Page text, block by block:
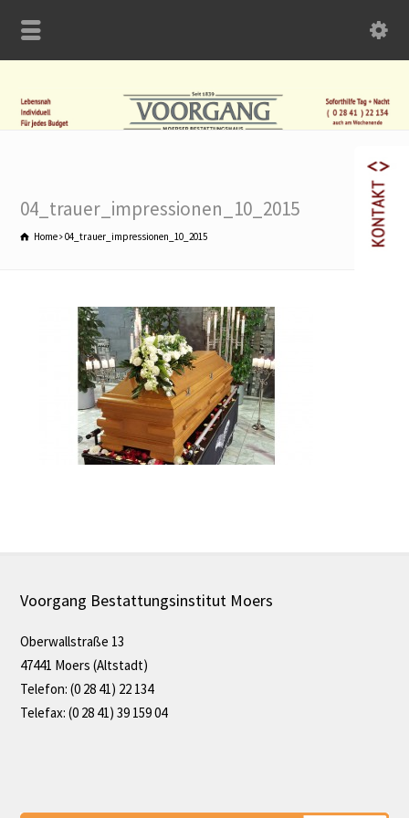
04_trauer_impressionen_10_2015
Home 04_trauer_impressionen_10_2015
Voorgang Bestattungsinstitut Moers
Oberwallstraße 13
47441 Moers (Altstadt)
Telefon: (0 28 41) 22 134
Telefax: (0 28 41) 39 159 04